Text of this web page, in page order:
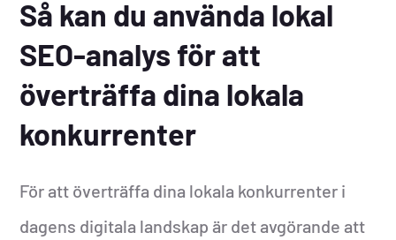
Så kan du använda lokal
SEO-analys för att
överträffa dina lokala
konkurrenter
För att överträffa dina lokala konkurrenter i
dagens digitala landskap är det avgörande att